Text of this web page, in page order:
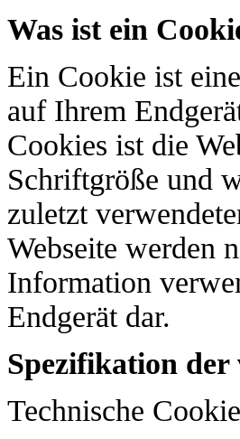
Was ist ein
Ein Cookie ist
auf Ihrem
Cookies ist die
Schriftgröße und
zuletzt
Webseite werden
Information
Endgerät dar.
Spezifikation der
Technische